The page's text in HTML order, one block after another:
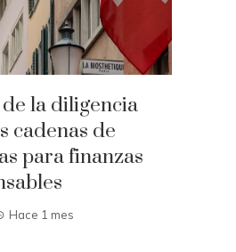
la diligencia
cadenas de
para finanzas
Hace 1 mes